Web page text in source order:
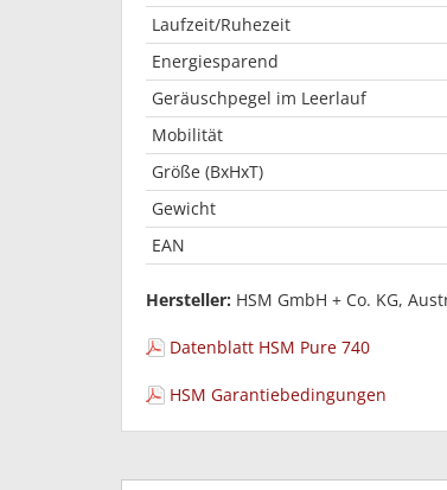
Laufzeit/Ruhezeit
Energiesparend
Geräuschpegel im Leerlauf
Mobilität
Größe (BxHxT)
Gewicht
EAN
Hersteller: HSM GmbH + Co. KG,
Datenblatt HSM Pure 740
HSM Garantiebedingungen